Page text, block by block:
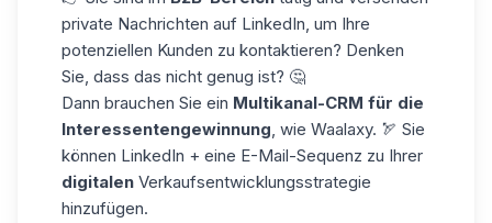
private Nachrichten auf LinkedIn, um Ihre
potenziellen Kunden zu kontaktieren? Denken
Sie, dass das nicht genug ist? 🤔
Dann brauchen Sie ein Multikanal-CRM für die
Interessentengewinnung, wie Waalaxy. 🏹 Sie
können LinkedIn + eine E-Mail-Sequenz zu Ihrer
digitalen Verkaufsentwicklungsstrategie
hinzufügen.